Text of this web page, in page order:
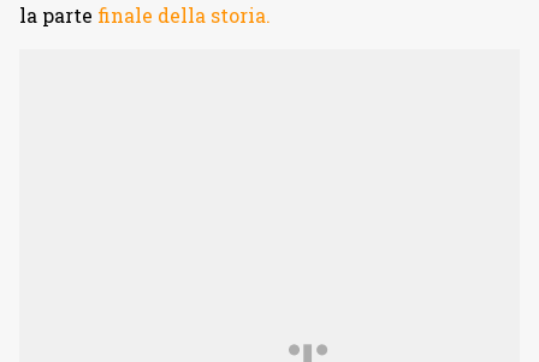
la parte finale della storia.